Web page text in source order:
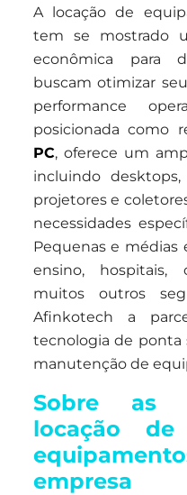
A locação de
tem se mostrado
econômica para
buscam otimizar
performance
posicionada como
PC, oferece um
incluindo desktops,
projetores e
necessidades
Pequenas e médias
ensino, hospitais,
muitos outros
Afinkotech a
tecnologia de ponta
manutenção de
Sobre as
locação
empresa